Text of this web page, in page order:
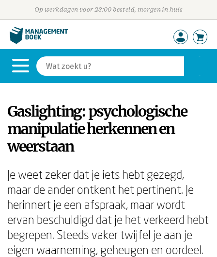
Op werkdagen voor 23:00 besteld, morgen in huis
Gaslighting: psychologische
manipulatie herkennen en
weerstaan
Je weet zeker dat je iets hebt gezegd,
maar de ander ontkent het pertinent. Je
herinnert je een afspraak, maar wordt
ervan beschuldigd dat je het verkeerd hebt
begrepen. Steeds vaker twijfel je aan je
eigen waarneming, geheugen en oordeel.